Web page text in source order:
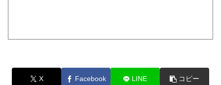
X Facebook LINE コピー